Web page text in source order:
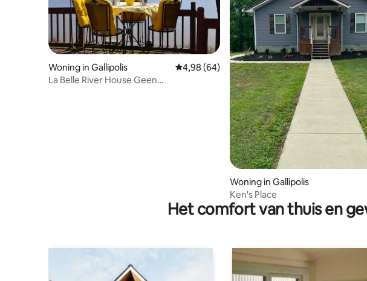
Woning in Gallipolis Gemiddelde beoordeling van 4,98 op 5, 64
4,98 (64)
La Belle River House Geen
Woning in Gallipolis
Ken's Place
Het comfort van thuis en